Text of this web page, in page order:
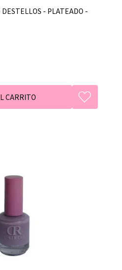
- PLATEADO -